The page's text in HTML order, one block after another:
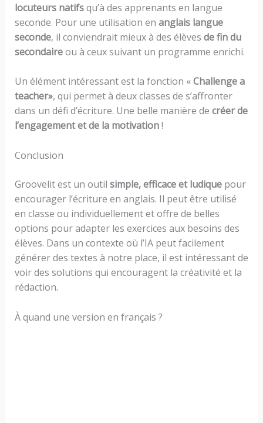
locuteurs natifsqu’à des apprenants en langue
seconde. Pour une utilisation en anglais langue
seconde, il conviendrait mieux à des élèves de fin du
secondaireou à ceux suivant un programme enrichi.
Un élément intéressant est la fonction «Challenge a
teacher», qui permet à deux classes de s’affronter
dans un défi d’écriture. Une belle manière de créer de
l’engagement et de la motivation!
Conclusion
Groovelit est un outil simple, efficace et ludiquepour
encourager l’écriture en anglais. Il peut être utilisé
en classe ou individuellement et offre de belles
options pour adapter les exercices aux besoins des
élèves. Dans un contexte où l’IA peut facilement
générer des textes à notre place, il est intéressant de
voir des solutions qui encouragent la créativité et la
rédaction.
À quand une version en français ?